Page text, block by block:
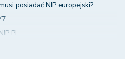
posiadać NIP europejski?
PL